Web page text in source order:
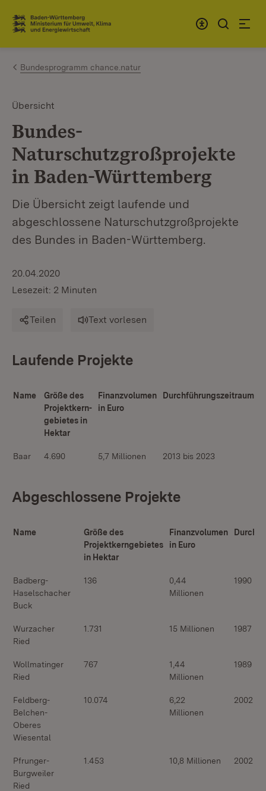
Zum Inhalt springen
Link zur Startseite
Bundesprogramm chance.natur
Übersicht
Bundes-
Naturschutzgroßprojekte
in Baden-Württemberg
Die Übersicht zeigt laufende und
abgeschlossene Naturschutzgroßprojekte
des Bundes in Baden-Württemberg.
20.04.2020
Lesezeit: 2 Minuten
Teilen Text vorlesen
Laufende Projekte
Name
Größe des
Projektkern-
gebietes in
Hektar
Finanzvolumen
in Euro
Durchführungszeitraum
Baar 4.690 5,7 Millionen 2013 bis 2023
Abgeschlossene Projekte
Name
Größe des
Projektkerngebietes
in Hektar
Finanzvolumen
in Euro
Badberg-
Haselschacher
Buck
136
0,44
Millionen
1990
Wurzacher
Ried
1.731 15 Millionen 1987
Wollmatinger
Ried
767
1,44
Millionen
1989
Feldberg-
Belchen-
Oberes
Wiesental
10.074
6,22
Millionen
2002
Pfrunger-
Burgweiler
Ried
1.453 10,8 Millionen 2002